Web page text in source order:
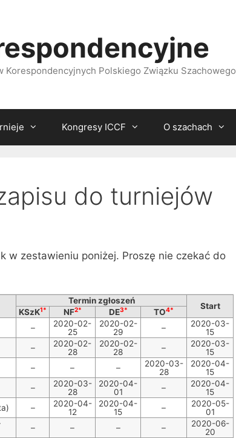
Korespondencyjnych Polskiego Związku Szachowego
Kongresy ICCF O szachach
do turniejów
w zestawieniu poniżej. Proszę nie czekać do
Termin zgłoszeń
Start
KSzK1* NF2* DE3* TO4*
–
2020-02-
25
2020-02-
29
–
2020-03-
15
–
2020-02-
28
2020-02-
28
–
2020-03-
15
– – –
2020-03-
28
2020-04-
15
–
2020-03-
28
2020-04-
01
–
2020-04-
15
–
2020-04-
12
2020-04-
15
–
2020-05-
01
– – – –
2020-06-
20